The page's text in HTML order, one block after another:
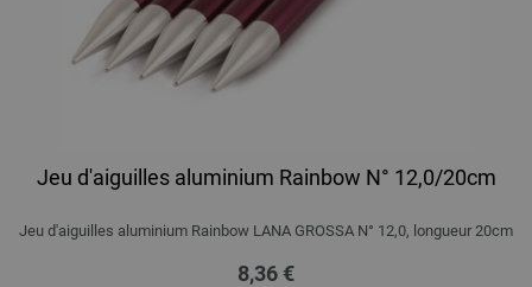
Jeu d'aiguilles aluminium Rainbow N° 12,0/20cm
Jeu d'aiguilles aluminium Rainbow LANA GROSSA N° 12,0, longueur 20cm
8,36 €